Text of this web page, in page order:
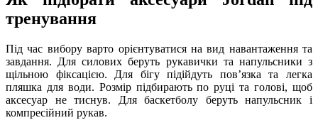
тренування
Під час вибору варто орієнтуватися на вид навантаження та
завдання. Для силових беруть рукавички та напульсники з
щільною фіксацією. Для бігу підійдуть повʼязка та легка
пляшка для води. Розмір підбирають по руці та голові, щоб
аксесуар не тиснув. Для баскетболу беруть напульсник і
компресійний рукав.